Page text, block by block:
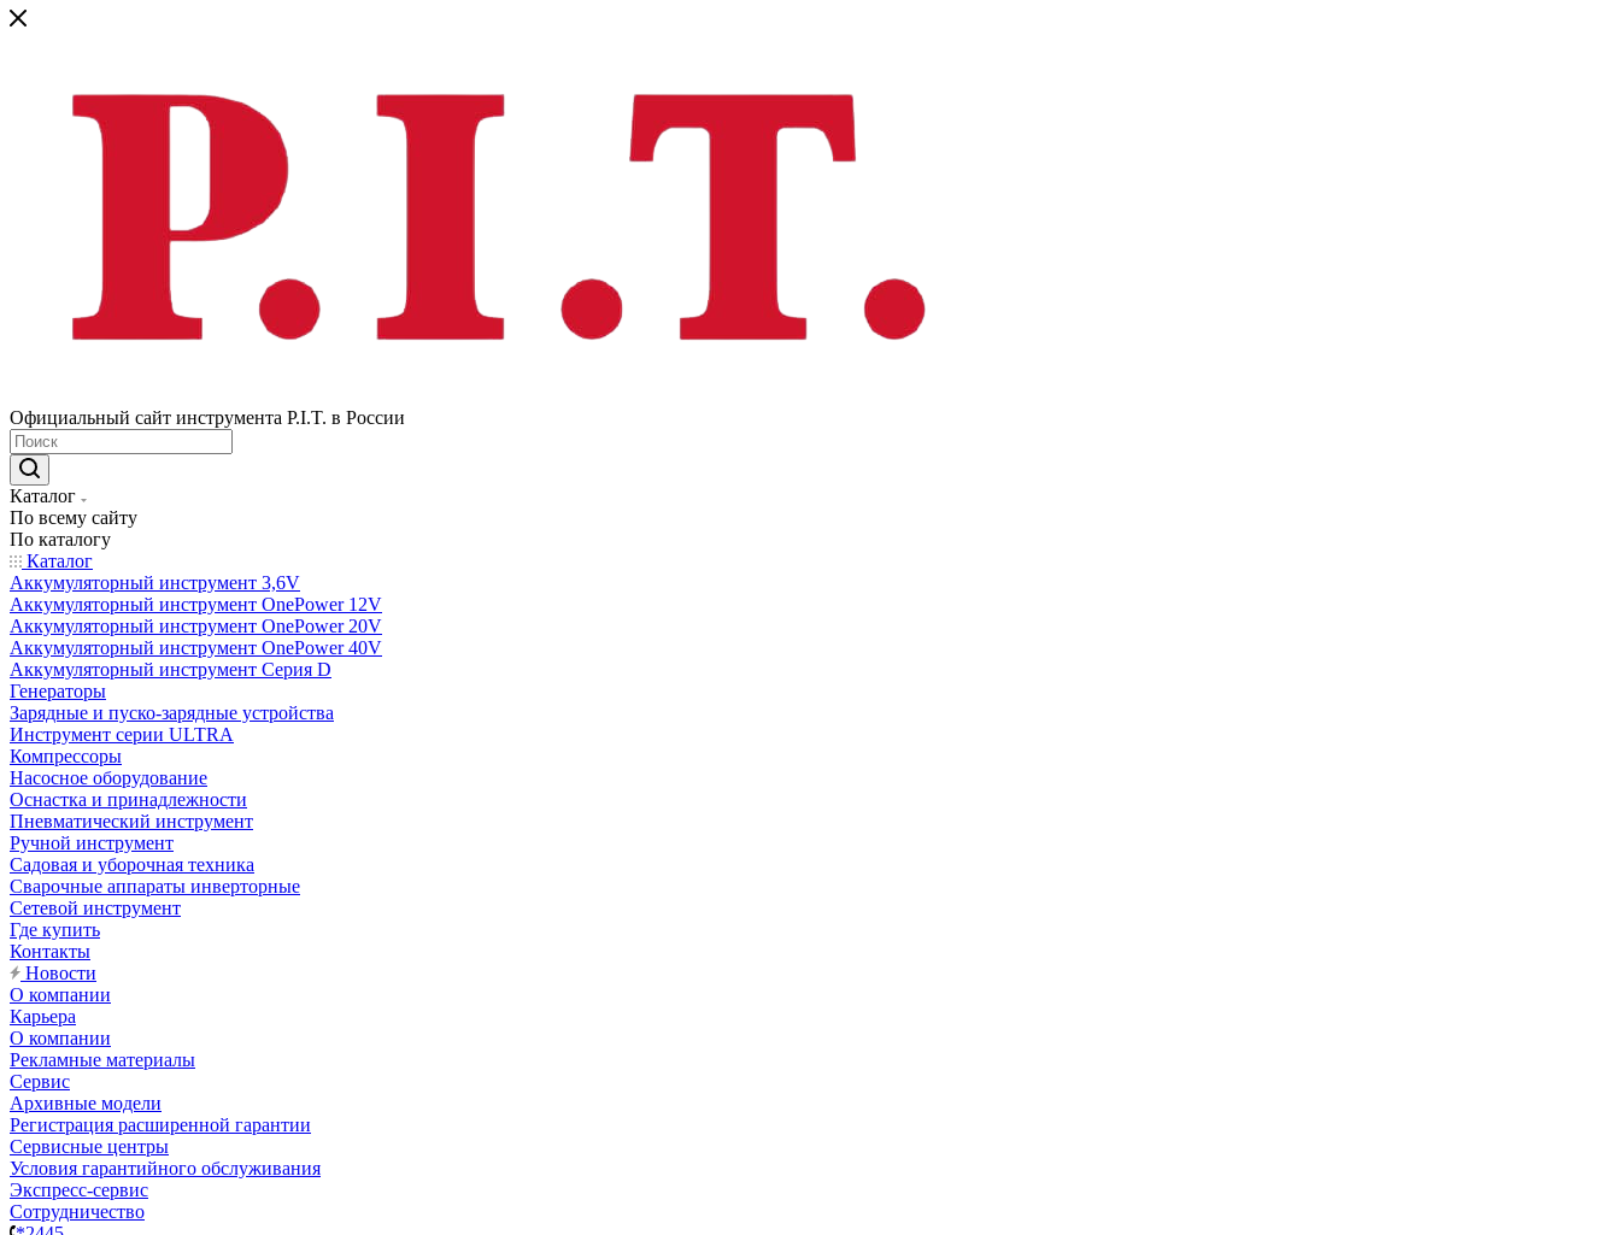
Официальный сайт инструмента P.I.T. в России
Каталог
По всему сайту
По каталогу
Каталог
Аккумуляторный инструмент 3,6V
Аккумуляторный инструмент OnePower 12V
Аккумуляторный инструмент OnePower 20V
Аккумуляторный инструмент OnePower 40V
Аккумуляторный инструмент Серия D
Генераторы
Зарядные и пуско-зарядные устройства
Инструмент серии ULTRA
Компрессоры
Насосное оборудование
Оснастка и принадлежности
Пневматический инструмент
Ручной инструмент
Садовая и уборочная техника
Сварочные аппараты инверторные
Сетевой инструмент
Где купить
Контакты
Новости
О компании
Карьера
О компании
Рекламные материалы
Сервис
Архивные модели
Регистрация расширенной гарантии
Сервисные центры
Условия гарантийного обслуживания
Экспресс-сервис
Сотрудничество